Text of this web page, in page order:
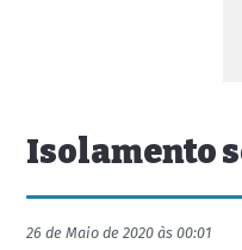
Isolamento
26 de Maio de 2020 às 00:01